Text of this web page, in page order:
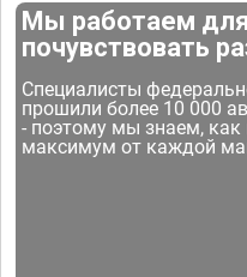
Мы работаем
почувствовать
Специалисты
прошили более 10 000
- поэтому мы знаем, как
максимум от каждой